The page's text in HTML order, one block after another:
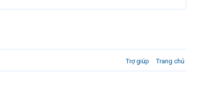
Trợ giúp Trang chủ